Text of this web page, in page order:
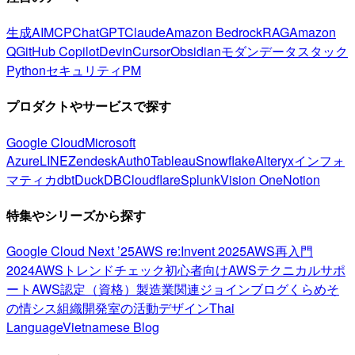
生成AIMCPChatGPTClaudeAmazon BedrockRAGAmazon
QGitHub CopilotDevinCursorObsidianモダンデータスタック
PythonセキュリティPM
プロダクトやサービスで探す
Google CloudMicrosoft
AzureLINEZendeskAuth0TableauSnowflakeAlteryxインフォ
マティカdbtDuckDBCloudflareSplunkVision OneNotion
特集やシリーズから探す
Google Cloud Next ’25AWS re:Invent 2025AWS再入門
2024AWSトレンドチェック初心者向けAWSテクニカルサポ
ートAWS認定（資格） 製造業関連ジョインブログくらめそ
の情シス組織開発室の活動デザインThai
LanguageVietnamese Blog